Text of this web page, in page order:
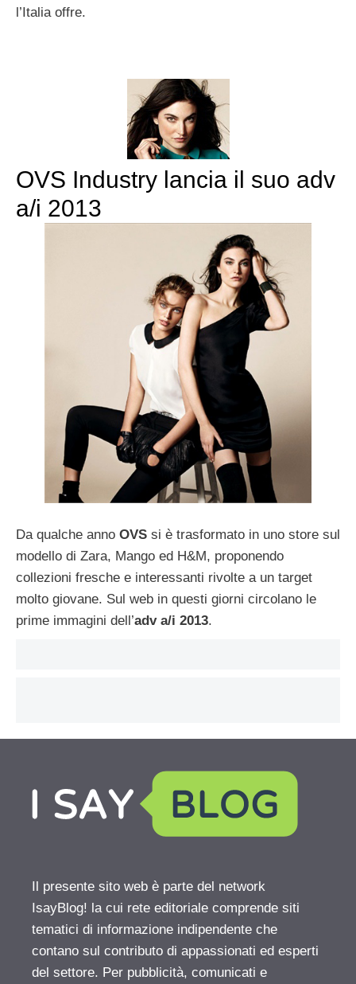
l’Italia offre.
OVS Industry lancia il suo adv
a/i 2013
Da qualche anno OVS si è trasformato in uno store sul
modello di Zara, Mango ed H&M, proponendo
collezioni fresche e interessanti rivolte a un target
molto giovane. Sul web in questi giorni circolano le
prime immagini dell’adv a/i 2013.
Il presente sito web è parte del network
IsayBlog! la cui rete editoriale comprende siti
tematici di informazione indipendente che
contano sul contributo di appassionati ed esperti
del settore. Per pubblicità, comunicati e